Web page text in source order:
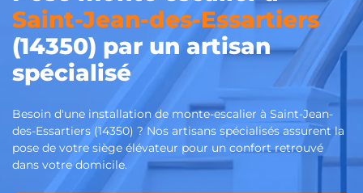
Saint-Jean-des-Essartiers
(14350) par un artisan
spécialisé
Besoin d'une installation de monte-escalier à Saint-Jean-
des-Essartiers (14350) ? Nos artisans spécialisés assurent la
pose de votre siège élévateur pour un confort retrouvé
dans votre domicile.